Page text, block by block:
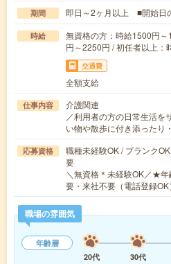
期間 即日～2ヶ月以上 ■開始日
時給
無資格の方：時給1500円
円～2250円 / 初任者以上：
交通費
全額支給
仕事内容
介護関連
／利用者の方の日常生活
い物や散歩に付き添った
応募資格
職種未経験OK / ブランク
要
＼無資格＊未経験OK／★
要・来社不要（電話登録
職場の雰囲気
年齢層
20代
30代